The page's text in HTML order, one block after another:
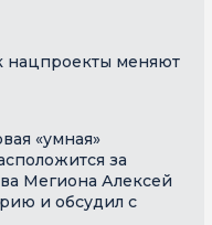
нацпроекты меняют
«умная»
за
Мегиона Алексей
и обсудил с